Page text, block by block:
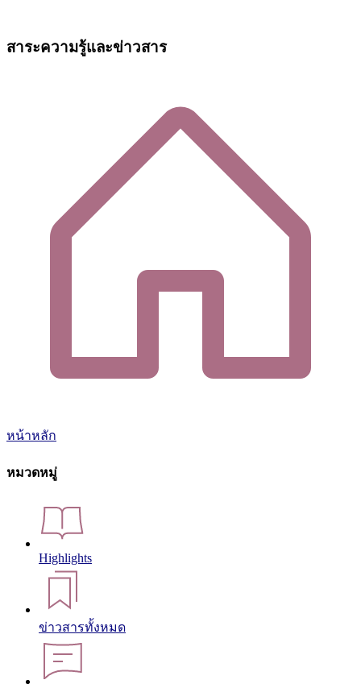
สาระความรู้และข่าวสาร
หน้าหลัก
หมวดหมู่
Highlights
ข่าวสารทั้งหมด